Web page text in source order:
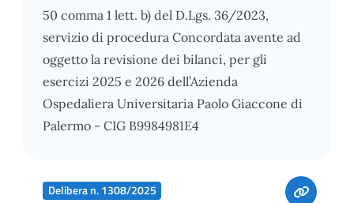
50 comma 1 lett. b) del D.Lgs. 36/2023,
servizio di procedura Concordata avente ad
oggetto la revisione dei bilanci, per gli
esercizi 2025 e 2026 dell’Azienda
Ospedaliera Universitaria Paolo Giaccone di
Palermo - CIG B9984981E4
Delibera n. 1308/2025